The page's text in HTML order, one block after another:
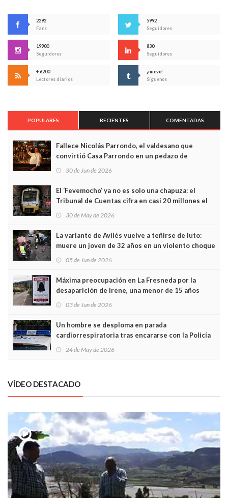
2292
Fans
5992
Seguidores
19900
Seguidores
830
Seguidores
+ 6200
Lectores diarios
¡nuevo!
Síguenos
POPULARES RECIENTES COMENTADAS
Fallece Nicolás Parrondo, el valdesano que
convirtió Casa Parrondo en un pedazo de
Asturias en Madrid
30 de Jun de 2026
El ‘Fevemocho’ ya no es solo una chapuza: el
Tribunal de Cuentas cifra en casi 20 millones el
sobrecoste de los trenes que no cabían por los
30 de May de 2026
La variante de Avilés vuelve a teñirse de luto:
muere un joven de 32 años en un violento choque
frontal
05 de Jun de 2026
Máxima preocupación en La Fresneda por la
desaparición de Irene, una menor de 15 años
03 de Jun de 2026
Un hombre se desploma en parada
cardiorrespiratoria tras encararse con la Policía
Local en Luanco
24 de May de 2026
VÍDEO DESTACADO